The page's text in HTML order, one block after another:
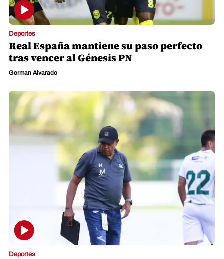
Deportes
Real España mantiene su paso perfecto
tras vencer al Génesis PN
German Alvarado
Deportes